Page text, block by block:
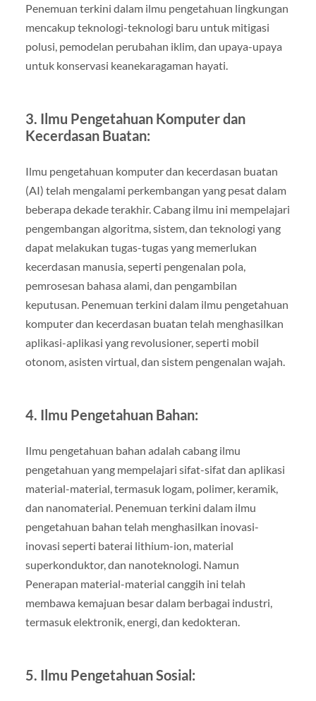
Penemuan terkini dalam ilmu pengetahuan lingkungan
mencakup teknologi-teknologi baru untuk mitigasi
polusi, pemodelan perubahan iklim, dan upaya-upaya
untuk konservasi keanekaragaman hayati.
3. Ilmu Pengetahuan Komputer dan
Kecerdasan Buatan:
Ilmu pengetahuan komputer dan kecerdasan buatan
(AI) telah mengalami perkembangan yang pesat dalam
beberapa dekade terakhir. Cabang ilmu ini mempelajari
pengembangan algoritma, sistem, dan teknologi yang
dapat melakukan tugas-tugas yang memerlukan
kecerdasan manusia, seperti pengenalan pola,
pemrosesan bahasa alami, dan pengambilan
keputusan. Penemuan terkini dalam ilmu pengetahuan
komputer dan kecerdasan buatan telah menghasilkan
aplikasi-aplikasi yang revolusioner, seperti mobil
otonom, asisten virtual, dan sistem pengenalan wajah.
4. Ilmu Pengetahuan Bahan:
Ilmu pengetahuan bahan adalah cabang ilmu
pengetahuan yang mempelajari sifat-sifat dan aplikasi
material-material, termasuk logam, polimer, keramik,
dan nanomaterial. Penemuan terkini dalam ilmu
pengetahuan bahan telah menghasilkan inovasi-
inovasi seperti baterai lithium-ion, material
superkonduktor, dan nanoteknologi. Namun
Penerapan material-material canggih ini telah
membawa kemajuan besar dalam berbagai industri,
termasuk elektronik, energi, dan kedokteran.
5. Ilmu Pengetahuan Sosial: